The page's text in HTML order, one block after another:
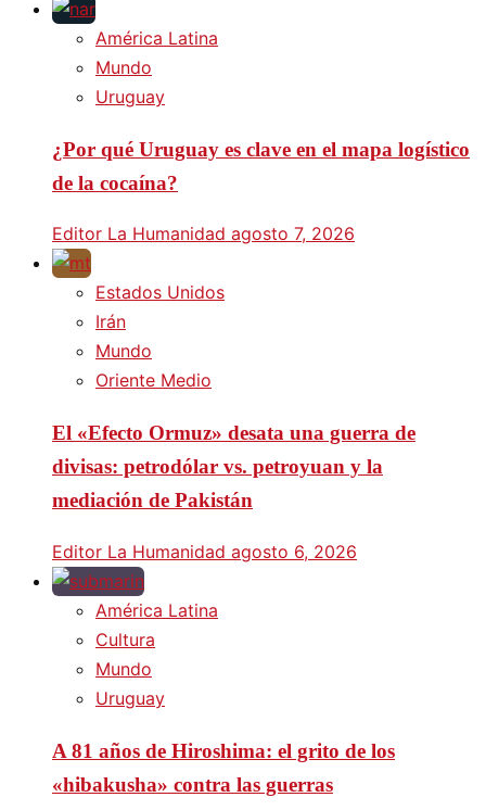
América Latina
Mundo
Uruguay
¿Por qué Uruguay es clave en el mapa logístico
de la cocaína?
Editor La Humanidad agosto 7, 2026
Estados Unidos
Irán
Mundo
Oriente Medio
El «Efecto Ormuz» desata una guerra de
divisas: petrodólar vs. petroyuan y la
mediación de Pakistán
Editor La Humanidad agosto 6, 2026
América Latina
Cultura
Mundo
Uruguay
A 81 años de Hiroshima: el grito de los
«hibakusha» contra las guerras